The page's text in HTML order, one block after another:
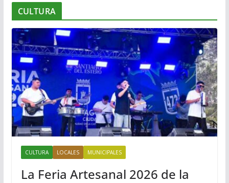
CULTURA
CULTURA LOCALES MUNICIPALES
La Feria Artesanal 2026 de la